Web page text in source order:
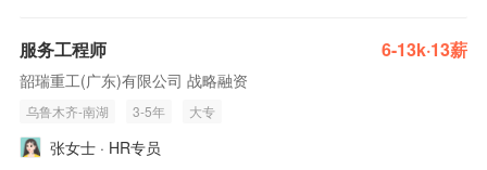
服务工程师 6-13k·13薪
韶瑞重工(广东)有限公司 战略融资
乌鲁木齐-南湖 3-5年 大专
张女士 · HR专员